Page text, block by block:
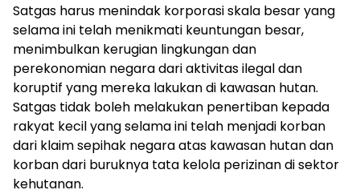
Satgas harus menindak korporasi skala besar yang
selama ini telah menikmati keuntungan besar,
menimbulkan kerugian lingkungan dan
perekonomian negara dari aktivitas ilegal dan
koruptif yang mereka lakukan di kawasan hutan.
Satgas tidak boleh melakukan penertiban kepada
rakyat kecil yang selama ini telah menjadi korban
dari klaim sepihak negara atas kawasan hutan dan
korban dari buruknya tata kelola perizinan di sektor
kehutanan.